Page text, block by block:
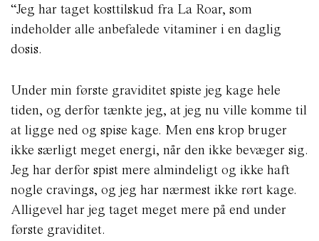
“Jeg har taget kosttilskud fra La Roar, som
indeholder alle anbefalede vitaminer i en daglig
dosis.
Under min første graviditet spiste jeg kage hele
tiden, og derfor tænkte jeg, at jeg nu ville komme til
at ligge ned og spise kage. Men ens krop bruger
ikke særligt meget energi, når den ikke bevæger sig.
Jeg har derfor spist mere almindeligt og ikke haft
nogle cravings, og jeg har nærmest ikke rørt kage.
Alligevel har jeg taget meget mere på end under
første graviditet.